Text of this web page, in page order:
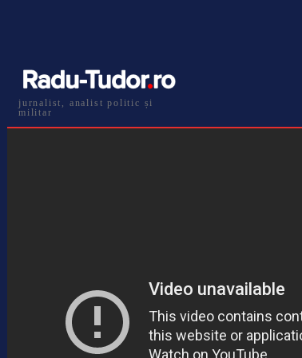
jurnalist, analist politic și
militar